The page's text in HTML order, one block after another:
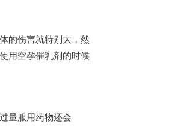
的伤害就特别大，然
用空孕催乳剂的时候
量服用药物还会